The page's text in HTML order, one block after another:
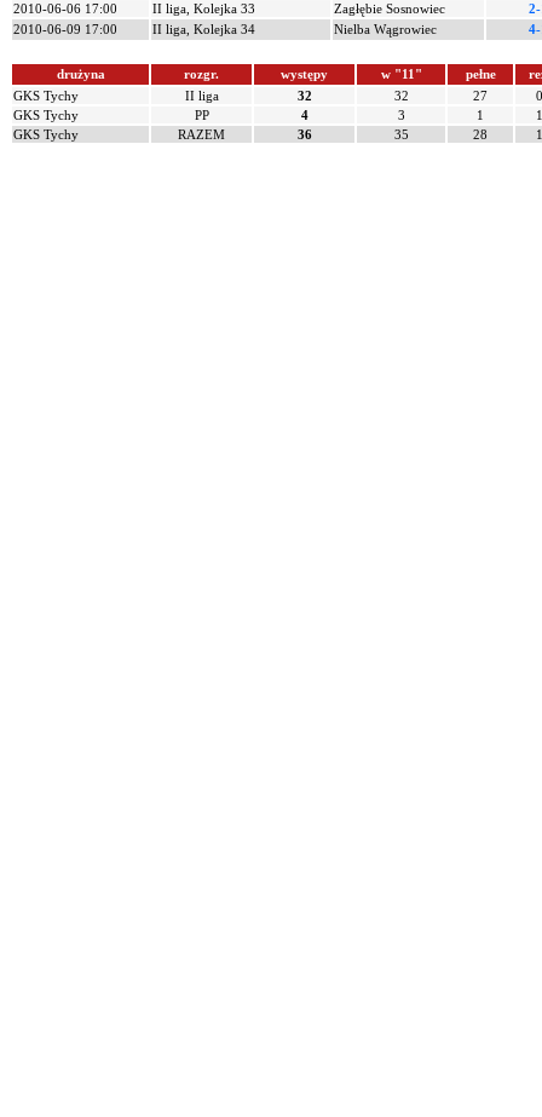
2010-06-06 17:00
II liga, Kolejka 33 Zagłębie Sosnowiec
2010-06-09 17:00
II liga, Kolejka 34 Nielba Wągrowiec
drużyna rozgr. występy w "11" pełne
GKS Tychy
II liga 32 32 27
0
GKS Tychy
PP 4 3 1
1
GKS Tychy
RAZEM 36 35 28 1